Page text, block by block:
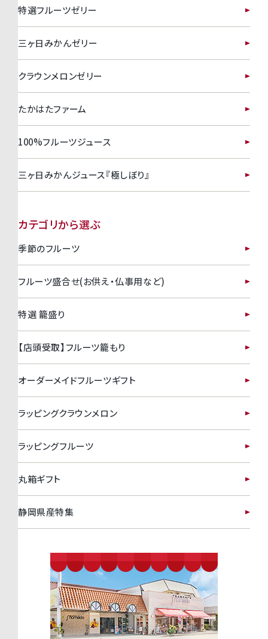
特選フルーツゼリー
三ヶ日みかんゼリー
クラウンメロンゼリー
たかはたファーム
100%フルーツジュース
三ヶ日みかんジュース『極しぼり』
カテゴリから選ぶ
季節のフルーツ
フルーツ盛合せ(お供え・仏事用など)
特選 籠盛り
【店頭受取】フルーツ籠もり
オーダーメイドフルーツギフト
ラッピングクラウンメロン
ラッピングフルーツ
丸箱ギフト
静岡県産特集